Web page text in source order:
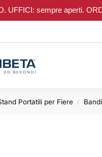
UFFICI: sempre aperti.
Portatili per Fiere /